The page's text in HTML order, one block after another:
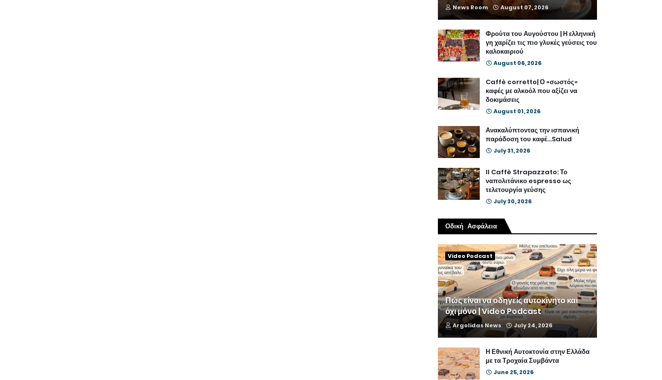
News Room August 07, 2026
Φρούτα του Αυγούστου | Η ελληνική
γη χαρίζει τις πιο γλυκές γεύσεις του
καλοκαιριού
August 06, 2026
Caffè corretto| Ο «σωστός»
καφές με αλκοόλ που αξίζει να
δοκιμάσεις
August 01, 2026
Ανακαλύπτοντας την ισπανική
παράδοση του καφέ...Salud
July 31, 2026
Il Caffè Strapazzato: Το
ναπολιτάνικο espresso ως
τελετουργία γεύσης
July 30, 2026
Οδική Ασφάλεια
Video Podcast
Πώς είναι να οδηγείς αυτοκίνητο και
όχι μόνο | Video Podcast
Argolidas News July 24, 2026
Η Εθνική Αυτοκτονία στην Ελλάδα
με τα Τροχαία Συμβάντα
June 25, 2026